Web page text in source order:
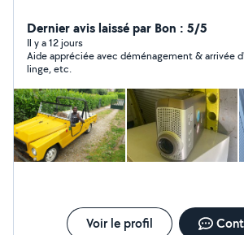
Dernier avis laissé par Bon : 5/5
Il y a 12 jours
Aide appréciée avec déménagement & arrivée
linge, etc.
Voir le profil